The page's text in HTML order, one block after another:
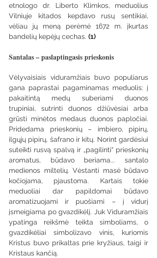
etnologo dr. Liberto Klimkos, meduolius
Vilniuje kitados kepdavo rusų sentikiai,
vėliau jų meną perėmė 1672 m. įkurtas
bandelių kepėjų cechas. (1)
Santalas – paslaptingasis prieskonis
Vėlyvaisiais viduramžiais buvo populiarus
gana paprastai pagaminamas meduolis: į
pakaitintą medų suberiami duonos
trupiniai, sutrinti duonos džiūvėsiai arba
grūsti minėtos medaus duonos papločiai.
Pridedama prieskonių – imbiero, pipirų,
ilgųjų pipirų, šafrano ir kitų. Norint gardėsiui
suteikti rusvą spalvą ir „pagilinti“ prieskonių
aromatus, būdavo beriama... santalo
medienos miltelių. Vėstanti masė būdavo
kočiojama, pjaustoma. Kartais tokie
meduoliai dar papildomai būdavo
aromatizuojami ir puošiami – į vidurį
įsmeigiama po gvazdikėlį. Juk Viduramžiais
ypatinga reikšmė teikta simboliams, o
gvazdikėliai simbolizavo vinis, kuriomis
Kristus buvo prikaltas prie kryžiaus, taigi ir
Kristaus kančią.